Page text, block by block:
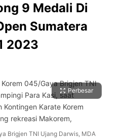
9 Medali Di
Sumatera
2023
Perbesar
Brigjen TNI Ujang Darwis, MDA